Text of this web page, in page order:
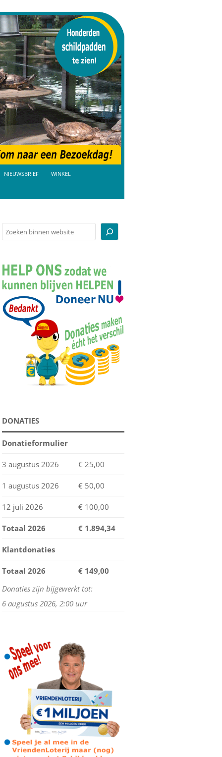
NIEUWSBRIEF WINKEL
BODEMBEDEKKING
CADEAUBONNEN
INFOPAKKETTEN
KNUFFELS
RUGZAKKEN
SERVIES
SOUVENIRS
SUPPLEMENTEN
VOEDSEL
Zoeken
DONATIES
Donatieformulier
3 augustus 2026 € 25,00
1 augustus 2026 € 50,00
12 juli 2026 € 100,00
Totaal 2026 € 1.894,34
Klantdonaties
Totaal 2026
€ 149,00
Donaties zijn bijgewerkt tot:
6 augustus 2026, 2:00 uur